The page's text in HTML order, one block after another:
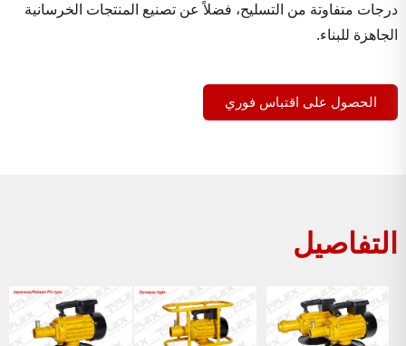
درجات متفاوتة من التسليح، فضلاً عن تصنيع المنتجات الخرسانية
الجاهزة للبناء.
الحصول على اقتباس فوري
التفاصيل